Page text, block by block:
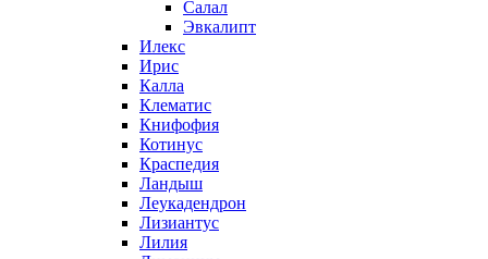
Салал
Эвкалипт
Илекс
Ирис
Калла
Клематис
Книфофия
Котинус
Краспедия
Ландыш
Леукадендрон
Лизиантус
Лилия